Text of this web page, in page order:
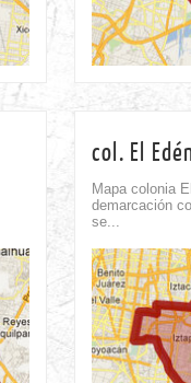
col. El
Mapa colonia
demarcación
se...